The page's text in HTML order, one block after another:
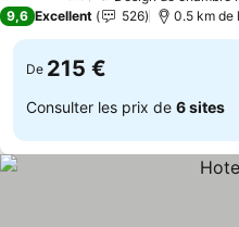
9,6 Excellent 526 0.5 km de
De 215 €
Consulter les prix de 6 sites